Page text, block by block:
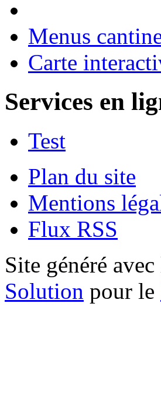
Menus
Carte
Services en
Test
Plan du site
Mentions
Flux RSS
Site généré
Solution pour le